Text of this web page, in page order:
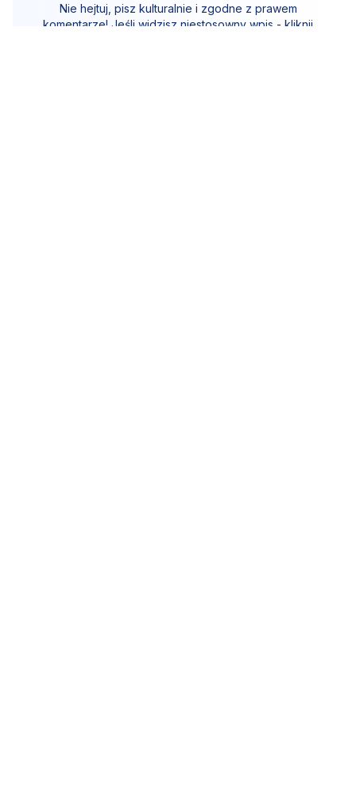
Nie hejtuj, pisz kulturalnie i zgodne z prawem
komentarze! Jeśli widzisz niestosowny wpis - kliknij